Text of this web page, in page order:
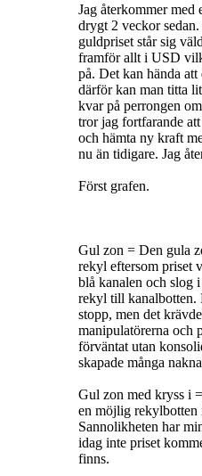
Jag återkommer med
drygt 2 veckor
guldpriset står sig
framför allt i USD
på. Det kan hända
därför kan man titta
kvar på perrongen
tror jag fortfarande
och hämta ny kraft
nu än tidigare. Jag
Först grafen.
Gul zon = Den gula
rekyl eftersom priset
blå kanalen och slog
rekyl till kanalbotten.
stopp, men det
manipulatörerna och
förväntat utan
skapade många
Gul zon med kryss i
en möjlig rekylbotten
Sannolikheten har
idag inte priset
finns.